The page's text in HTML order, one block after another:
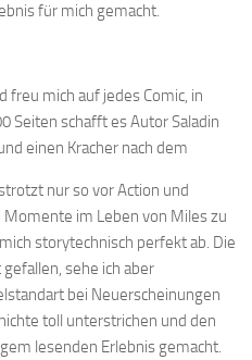
für mich gemacht.
freu mich auf jedes Comic, in
Seiten schafft es Autor Saladin
einen Kracher nach dem
nur so vor Action und
im Leben von Miles zu
storytechnisch perfekt ab. Die
sehe ich aber
bei Neuerscheinungen
toll unterstrichen und den
lesenden Erlebnis gemacht.